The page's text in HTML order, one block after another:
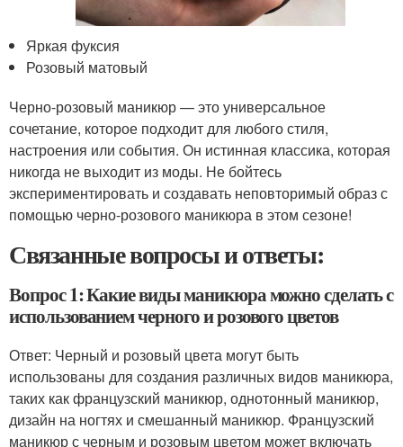
Яркая фуксия
Розовый матовый
Черно-розовый маникюр — это универсальное
сочетание, которое подходит для любого стиля,
настроения или события. Он истинная классика, которая
никогда не выходит из моды. Не бойтесь
экспериментировать и создавать неповторимый образ с
помощью черно-розового маникюра в этом сезоне!
Связанные вопросы и ответы:
Вопрос 1: Какие виды маникюра можно сделать с
использованием черного и розового цветов
Ответ: Черный и розовый цвета могут быть
использованы для создания различных видов маникюра,
таких как французский маникюр, однотонный маникюр,
дизайн на ногтях и смешанный маникюр. Французский
маникюр с черным и розовым цветом может включать